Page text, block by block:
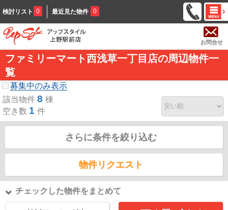
検討リスト 0 最近見た物件 0
お問合せ
ファミリーマート西浅草一丁目店の周辺物件一
覧
募集中のみ表示
該当物件 8 棟
空き数 1 件
さらに条件を絞り込む
物件リクエスト
チェックした物件をまとめて